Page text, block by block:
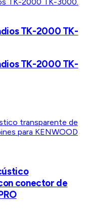
TK-2000 TK-
TK-2000 TK-
conector de